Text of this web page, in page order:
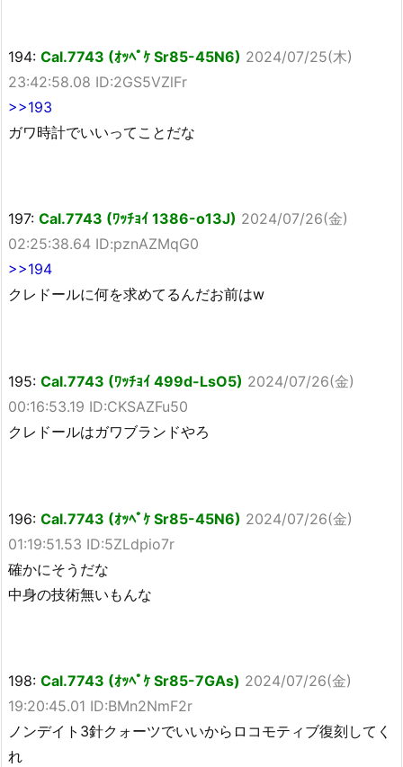
194: Cal.7743 (ｵｯﾍﾟｹ Sr85-45N6) 2024/07/25(木)
23:42:58.08 ID:2GS5VZlFr
>>193
ガワ時計でいいってことだな
197: Cal.7743 (ﾜｯﾁｮｲ 1386-o13J) 2024/07/26(金)
02:25:38.64 ID:pznAZMqG0
>>194
クレドールに何を求めてるんだお前はw
195: Cal.7743 (ﾜｯﾁｮｲ 499d-LsO5) 2024/07/26(金)
00:16:53.19 ID:CKSAZFu50
クレドールはガワブランドやろ
196: Cal.7743 (ｵｯﾍﾟｹ Sr85-45N6) 2024/07/26(金)
01:19:51.53 ID:5ZLdpio7r
確かにそうだな
中身の技術無いもんな
198: Cal.7743 (ｵｯﾍﾟｹ Sr85-7GAs) 2024/07/26(金)
19:20:45.01 ID:BMn2NmF2r
ノンデイト3針クォーツでいいからロコモティブ復刻してく
れ